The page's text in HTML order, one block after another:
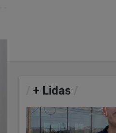
+ Lidas